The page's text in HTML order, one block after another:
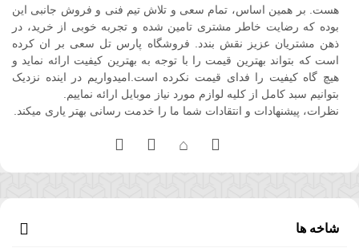
هست. بر همین اساس، تمام سعی و تلاش تیم فنی و فروش جانبی این
بوده که رضایت خاطر مشتری تامین شده و تجربه خوبی از خرید، در
ذهن مشتریان عزیز نقش بندد. فروشگاه پارس تل سعی بر ان کرده
است که بتواند بهترین قیمت را با توجه به بهترین کیفیت ارائه نماید و
هیچ گاه کیفیت را فدای قیمت نکرده است.امیدواریم در اینده نزدیک
بتوانیم سبد کامل از کلیه لوازم مورد نیاز موبایل ارائه نماییم.
نظرات، پیشنهادات و انتقادات شما ما را خدمت رسانی بهتر یاری میکند.
شاخه ها